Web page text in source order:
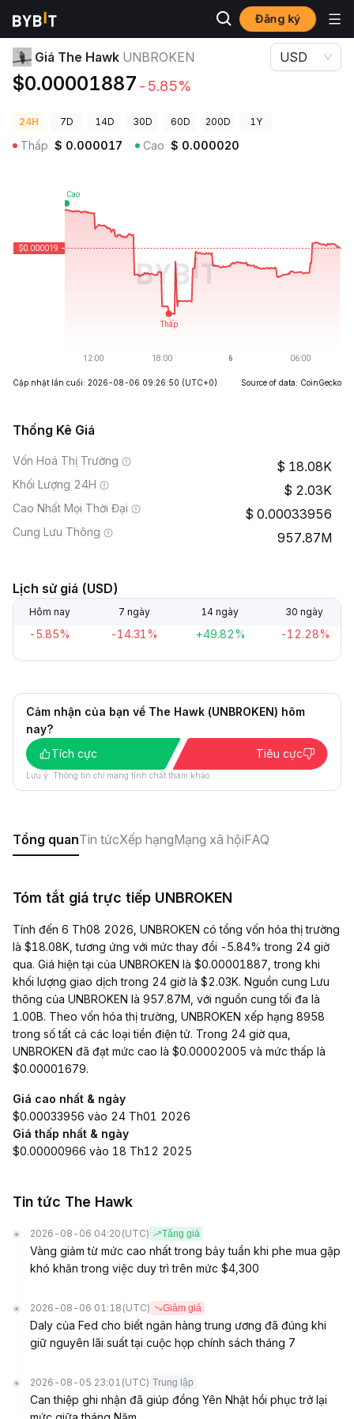
Đăng ký
Giá Tiền Điện Tử Giá The Hawk UNBROKEN
Giá The Hawk UNBROKEN
$0.00001887 -5.85%
USD
24H 7D 14D 30D 60D 200D 1Y
Thấp $ 0.000017 Cao $ 0.000020
Cập nhật lần cuối: 2026-08-06 09:26:50 (UTC+0) Source of data: CoinGecko
Thống Kê Giá
Vốn Hoá Thị Trường 18.08K
Khối Lượng 24H 2.03K
Cao Nhất Mọi Thời Đại 0.00033956
Cung Lưu Thông 957.87M
Lịch sử giá (USD)
Hôm nay 7 ngày 14 ngày 30 ngày
-5.85% -14.31% +49.82% -12.28%
Cảm nhận của bạn về The Hawk (UNBROKEN) hôm
nay?
Tích cực
Tiêu cực
Lưu ý: Thông tin chỉ mang tính chất tham khảo.
Tổng quanTin tứcXếp hạngMạng xã hộiFAQ
Tóm tắt giá trực tiếp UNBROKEN
Tính đến 6 Th08 2026, UNBROKEN có tổng vốn hóa thị trường
là $18.08K, tương ứng với mức thay đổi -5.84% trong 24 giờ
qua. Giá hiện tại của UNBROKEN là $0.00001887, trong khi
khối lượng giao dịch trong 24 giờ là $2.03K. Nguồn cung Lưu
thông của UNBROKEN là 957.87M, với nguồn cung tối đa là
1.00B. Theo vốn hóa thị trường, UNBROKEN xếp hạng 8958
trong số tất cả các loại tiền điện tử. Trong 24 giờ qua,
UNBROKEN đã đạt mức cao là $0.00002005 và mức thấp là
$0.00001679.
Giá cao nhất & ngày
$0.00033956 vào 24 Th01 2026
Giá thấp nhất & ngày
$0.00000966 vào 18 Th12 2025
Tin tức The Hawk
2026-08-06 04:20 (UTC) Tăng giá
Vàng giảm từ mức cao nhất trong bảy tuần khi phe mua gặp
khó khăn trong việc duy trì trên mức $4,300
2026-08-06 01:18 (UTC) Giảm giá
Daly của Fed cho biết ngân hàng trung ương đã đúng khi
giữ nguyên lãi suất tại cuộc họp chính sách tháng 7
2026-08-05 23:01 (UTC) Trung lập
Can thiệp ghi nhận đã giúp đồng Yên Nhật hồi phục trở lại